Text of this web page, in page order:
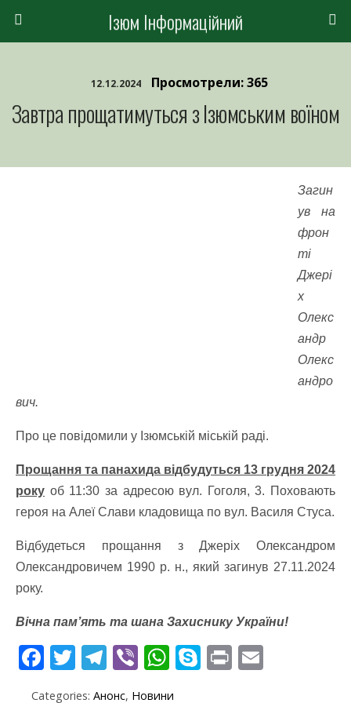
Ізюм Інформаційний
12.12.2024 Просмотрели: 365
Завтра прощатимуться з Ізюмським воїном
Загин
ув на
фрон
ті
Джері
х
Олекс
андр
Олекс
андро
вич.
Про це повідомили у Ізюмській міській раді.
Прощання та панахида відбудуться 13 грудня 2024
року об 11:30 за адресою вул. Гоголя, 3. Поховають
героя на Алеї Слави кладовища по вул. Василя Стуса.
Відбудеться прощання з Джеріх Олександром
Олександровичем 1990 р. н., який загинув 27.11.2024
року.
Вічна пам’ять та шана Захиснику України!
F T T Vi W S Pr
Categories: Анонс, Новини